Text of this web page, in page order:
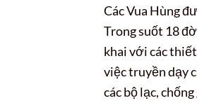
Các Vua Hùng
Trong suốt 18
khai với các
việc truyền dạy
các bộ lạc,